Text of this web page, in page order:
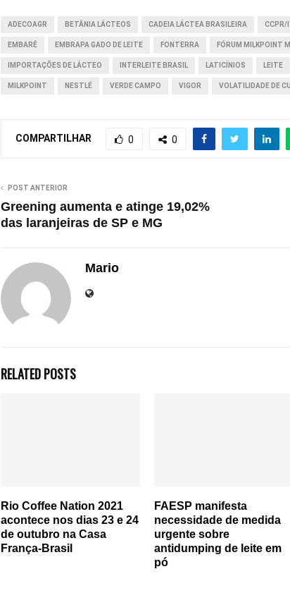
ADECOAGR BETÂNIA LÁCTEOS CADEIA LÁCTEA BRASILEIRA CCPR/
EMBARÉ EMBRAPA GADO DE LEITE FONTERRA FÓRUM MILKPOINT
IMPORTAÇÕES DE LÁCTEO INTERLEITE BRASIL LATICÍNIOS LEITE
MILKPOINT NESTLÉ VERDE CAMPO VIGOR VOLATILIDADE DE
COMPARTILHAR 0 0
POST ANTERIOR
Greening aumenta e atinge 19,02%
das laranjeiras de SP e MG
Mario
RELATED POSTS
Rio Coffee Nation 2021
acontece nos dias 23 e 24
de outubro na Casa
França-Brasil
FAESP manifesta
necessidade de medida
urgente sobre
antidumping de leite em
pó